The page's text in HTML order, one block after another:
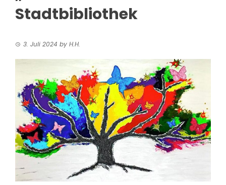
Stadtbibliothek
3. Juli 2024 by H.H.